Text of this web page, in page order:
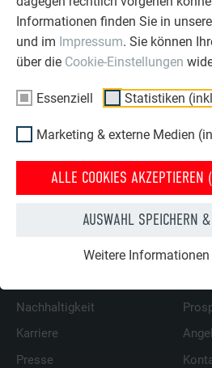
Informationen finden Sie in
und im Impressum. Sie können
über die Cookie-Einstellungen
Essenziell Statistiken
Marketing & externe Medien
ALLE COOKIES
AUSWAHL SPEICHERN &
Weitere
Bitte beachten Sie, dass die Zu- und
Verbindungsleitungen sowie
einem UV-beständigen
sind. Es dürfen keine
Dachfläche aufliegen. Die
dem ausführenden Elektriker
ZURÜCK
Nachhaltigkeit
Karriere
Presse
WIR